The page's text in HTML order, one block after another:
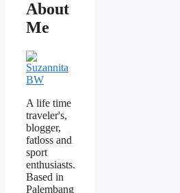
About
Me
A life time
traveler's,
blogger,
fatloss and
sport
enthusiasts.
Based in
Palembang